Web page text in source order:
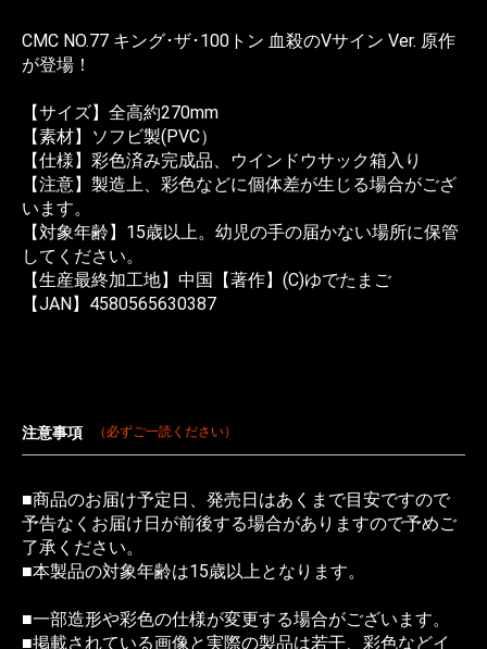
CMC NO.77 キング･ザ･100トン 血殺のVサイン Ver. 原作
が登場！
【サイズ】全高約270mm
【素材】ソフビ製(PVC）
【仕様】彩色済み完成品、ウインドウサック箱入り
【注意】製造上、彩色などに個体差が生じる場合がござ
います。
【対象年齢】15歳以上。幼児の手の届かない場所に保管
してください。
【生産最終加工地】中国【著作】(C)ゆでたまご
【JAN】4580565630387
注意事項 （必ずご一読ください）
■商品のお届け予定日、発売日はあくまで目安ですので
予告なくお届け日が前後する場合がありますので予めご
了承ください。
■本製品の対象年齢は15歳以上となります。
■一部造形や彩色の仕様が変更する場合がございます。
■掲載されている画像と実際の製品は若干、彩色などイ